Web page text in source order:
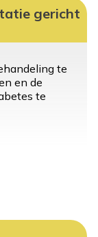
gericht
te
en de
te